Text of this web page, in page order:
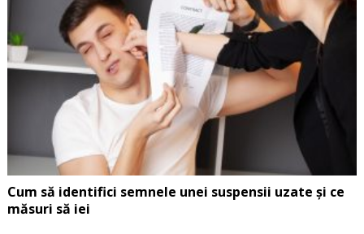
Cum să identifici semnele unei suspensii uzate și ce
măsuri să iei